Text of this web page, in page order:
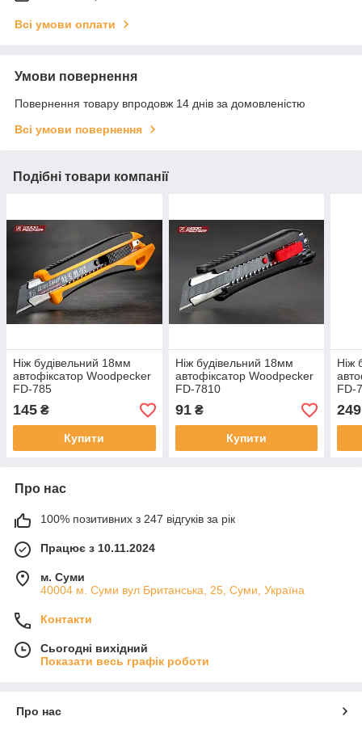
Всі умови оплати
Умови повернення
Повернення товару впродовж 14 днів за домовленістю
Всі умови повернення
Подібні товари компанії
Ніж будівельний 18мм
автофіксатор Woodpecker
FD-785
145 ₴
Купити
Ніж будівельний 18мм
автофіксатор Woodpecker
FD-7810
91₴
Купити
Ніж
FD-
249
Про нас
100% позитивних з 247 відгуків за рік
Працює з 10.11.2024
м. Суми
40004 м. Суми вул Британська, 25, Суми, Україна
Контакти
Сьогодні вихідний
Показати весь графік роботи
Про нас